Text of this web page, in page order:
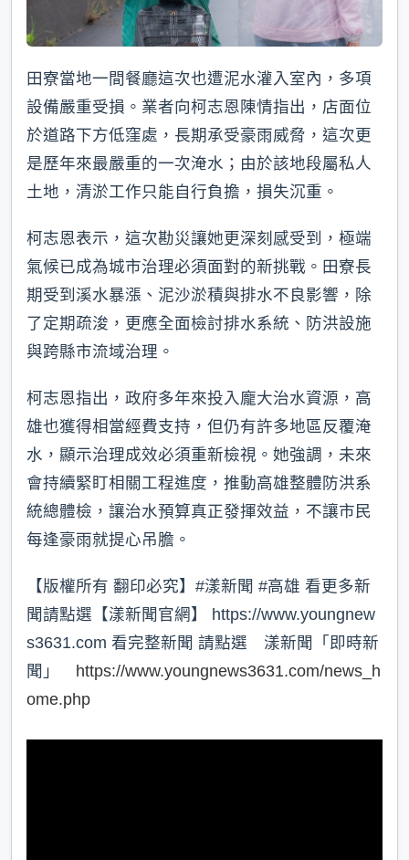
田寮當地一間餐廳這次也遭泥水灌入室內，多項
設備嚴重受損。業者向柯志恩陳情指出，店面位
於道路下方低窪處，長期承受豪雨威脅，這次更
是歷年來最嚴重的一次淹水；由於該地段屬私人
土地，清淤工作只能自行負擔，損失沉重。
柯志恩表示，這次勘災讓她更深刻感受到，極端
氣候已成為城市治理必須面對的新挑戰。田寮長
期受到溪水暴漲、泥沙淤積與排水不良影響，除
了定期疏浚，更應全面檢討排水系統、防洪設施
與跨縣市流域治理。
柯志恩指出，政府多年來投入龐大治水資源，高
雄也獲得相當經費支持，但仍有許多地區反覆淹
水，顯示治理成效必須重新檢視。她強調，未來
會持續緊盯相關工程進度，推動高雄整體防洪系
統總體檢，讓治水預算真正發揮效益，不讓市民
每逢豪雨就提心吊膽。
【版權所有 翻印必究】#漾新聞 #高雄 看更多新
聞請點選【漾新聞官網】 https://www.youngnew
s3631.com 看完整新聞 請點選 漾新聞「即時新
聞」 https://www.youngnews3631.com/news_h
ome.php